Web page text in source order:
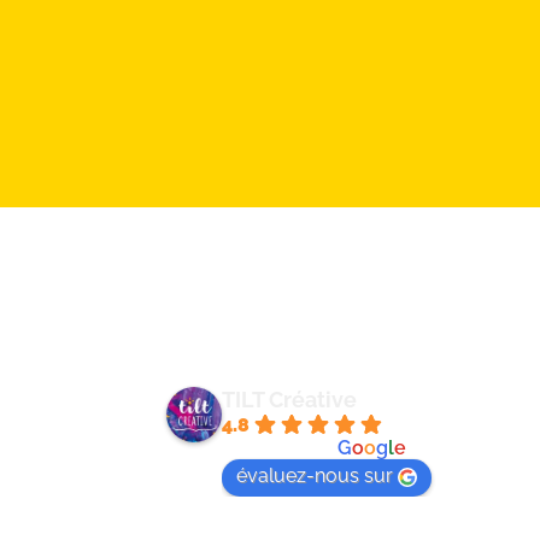
4.8
powered byGoogle
évaluez-nous sur